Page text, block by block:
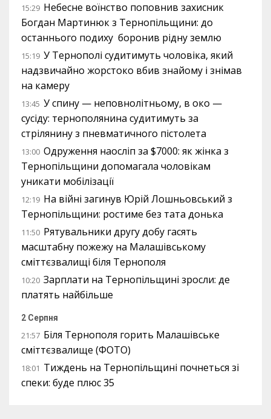
15:29 Небесне воїнство поповнив захисник
Богдан Мартинюк з Тернопільщини: до
останнього подиху боронив рідну землю
15:19 У Тернополі судитимуть чоловіка, який
надзвичайно жорстоко вбив знайому і знімав
на камеру
13:45 У спину — неповнолітньому, в око —
сусіду: тернополянина судитимуть за
стрілянину з пневматичного пістолета
13:00 Одруження наосліп за $7000: як жінка з
Тернопільщини допомагала чоловікам
уникати мобілізації
12:19 На війні загинув Юрій Лошньовський з
Тернопільщини: ростиме без тата донька
11:50 Рятувальники другу добу гасять
масштабну пожежу на Малашівському
сміттєзвалищі біля Тернополя
10:20 Зарплати на Тернопільщині зросли: де
платять найбільше
2 Серпня
21:57 Біля Тернополя горить Малашівське
сміттєзвалище (ФОТО)
18:01 Тиждень на Тернопільщині почнеться зі
спеки: буде плюс 35